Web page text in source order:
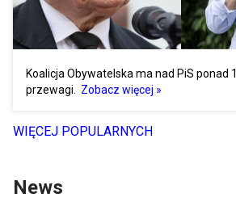
Koalicja Obywatelska ma nad PiS ponad
przewagi.
Zobacz więcej »
WIĘCEJ POPULARNYCH
News